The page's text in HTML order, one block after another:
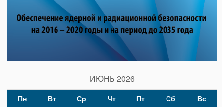
ИЮНЬ 2026
Пн Вт Ср Чт Пт Сб
Вс